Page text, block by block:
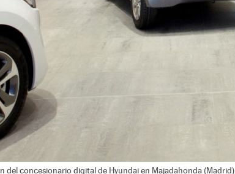
del concesionario digital de Hyundai en Majadahonda (Madrid).